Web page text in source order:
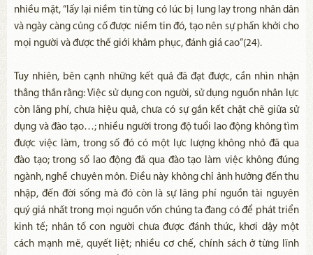
nhiều mặt, “lấy lại niềm tin từng có lúc bị lung lay trong nhân dân
và ngày càng củng cố được niềm tin đó, tạo nên sự phấn khởi cho
mọi người và được thế giới khâm phục, đánh giá cao”(24).
Tuy nhiên, bên cạnh những kết quả đã đạt được, cần nhìn nhận
thẳng thắn rằng: Việc sử dụng con người, sử dụng nguồn nhân lực
còn lãng phí, chưa hiệu quả, chưa có sự gắn kết chặt chẽ giữa sử
dụng và đào tạo…; nhiều người trong độ tuổi lao động không tìm
được việc làm, trong số đó có một lực lượng không nhỏ đã qua
đào tạo; trong số lao động đã qua đào tạo làm việc không đúng
ngành, nghề chuyên môn. Điều này không chỉ ảnh hưởng đến thu
nhập, đến đời sống mà đó còn là sự lãng phí nguồn tài nguyên
quý giá nhất trong mọi nguồn vốn chúng ta đang có để phát triển
kinh tế; nhân tố con người chưa được đánh thức, khơi dậy một
cách mạnh mẽ, quyết liệt; nhiều cơ chế, chính sách ở từng lĩnh